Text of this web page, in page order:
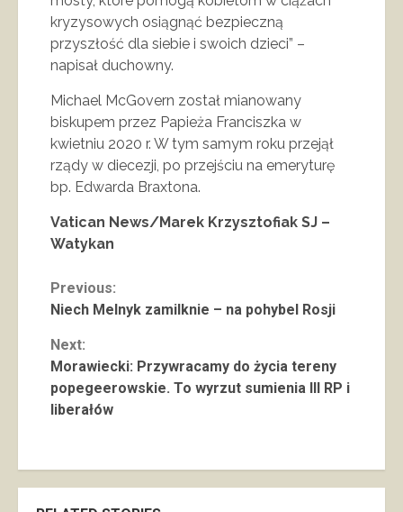
kryzysowych osiągnąć bezpieczną
przyszłość dla siebie i swoich dzieci” –
napisał duchowny.
Michael McGovern został mianowany
biskupem przez Papieża Franciszka w
kwietniu 2020 r. W tym samym roku przejął
rządy w diecezji, po przejściu na emeryturę
bp. Edwarda Braxtona.
Vatican News/Marek Krzysztofiak SJ –
Watykan
Continue
Previous:
Niech Melnyk zamilknie – na pohybel Rosji
Next:
Morawiecki: Przywracamy do życia tereny
popegeerowskie. To wyrzut sumienia III RP i
liberałów